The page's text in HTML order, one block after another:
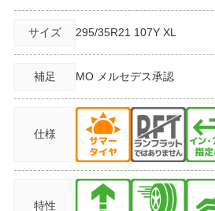
サイズ 295/35R21 107Y XL
補足 MO メルセデス承認
仕様
特性